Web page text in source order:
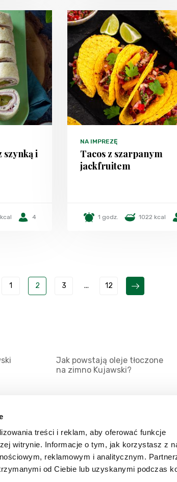
treści i reklam, aby oferować funkcje
witrynie. Informacje o tym, jak korzystasz z
reklamowym i analitycznym.
od Ciebie lub uzyskanymi podczas
i
4
NA IMPREZĘ
Tacos z szarpanym
jackfruitem
1 godz. 1022 kcal
1 2 3 ... 12
Jak powstają oleje tłoczone
na zimno Kujawski?